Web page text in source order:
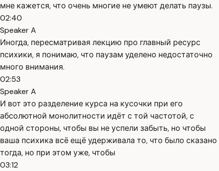
мне кажется, что очень многие не умеют делать паузы.
02:40
Speaker A
Иногда, пересматривая лекцию про главный ресурс
психики, я понимаю, что паузам уделено недостаточно
много внимания.
02:53
Speaker A
И вот это разделение курса на кусочки при его
абсолютной монолитности идёт с той частотой, с
одной стороны, чтобы вы не успели забыть, но чтобы
ваша психика всё ещё удерживала то, что было сказано
тогда, но при этом уже, чтобы
03:12